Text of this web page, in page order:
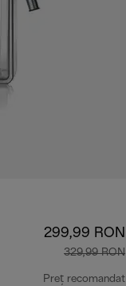
299,99 RON
329,99 RON
Preț recomandat